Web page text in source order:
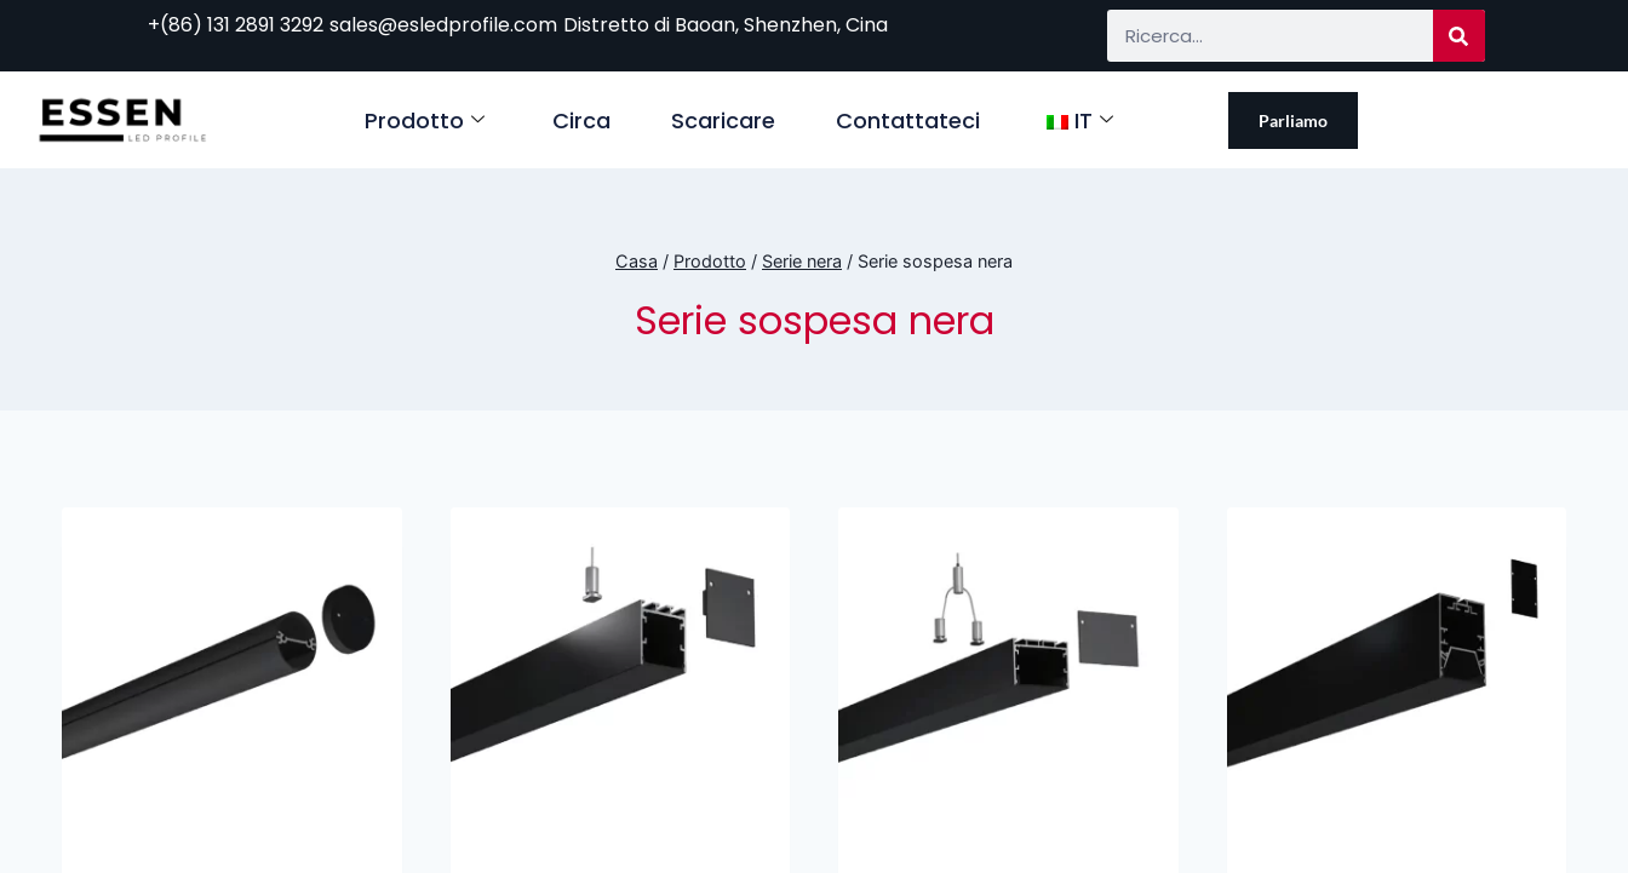
+(86) 131 2891 3292 sales@esledprofile.com Distretto di Baoan, Shenzhen, Cina
Prodotto Circa Scaricare Contattateci IT Parliamo
Casa / Prodotto / Serie nera / Serie sospesa nera
Serie sospesa nera